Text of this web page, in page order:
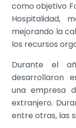
como objetivo
Hospitalidad,
mejorando la
los recursos
Durante el
desarrollaron
una empresa
extranjero.
entre otras, las